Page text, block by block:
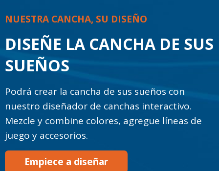
NUESTRA CANCHA, SU DISEÑO
DISEÑE LA CANCHA DE SUS
SUEÑOS
Podrá crear la cancha de sus sueños con
nuestro diseñador de canchas interactivo.
Mezcle y combine colores, agregue líneas de
juego y accesorios.
Empiece a diseñar